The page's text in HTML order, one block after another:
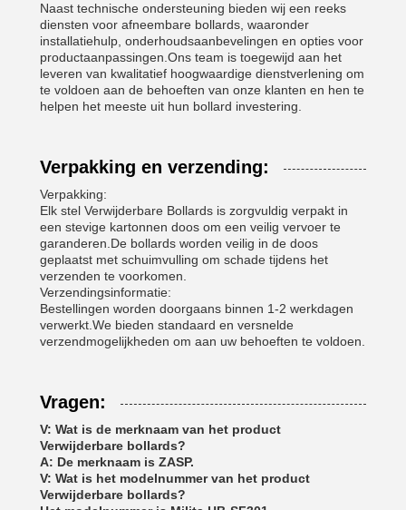
Naast technische ondersteuning bieden wij een reeks
diensten voor afneembare bollards, waaronder
installatiehulp, onderhoudsaanbevelingen en opties voor
productaanpassingen.Ons team is toegewijd aan het
leveren van kwalitatief hoogwaardige dienstverlening om
te voldoen aan de behoeften van onze klanten en hen te
helpen het meeste uit hun bollard investering.
Verpakking en verzending:
Verpakking:
Elk stel Verwijderbare Bollards is zorgvuldig verpakt in
een stevige kartonnen doos om een veilig vervoer te
garanderen.De bollards worden veilig in de doos
geplaatst met schuimvulling om schade tijdens het
verzenden te voorkomen.
Verzendingsinformatie:
Bestellingen worden doorgaans binnen 1-2 werkdagen
verwerkt.We bieden standaard en versnelde
verzendmogelijkheden om aan uw behoeften te voldoen.
Vragen:
V: Wat is de merknaam van het product
Verwijderbare bollards?
A: De merknaam is ZASP.
V: Wat is het modelnummer van het product
Verwijderbare bollards?